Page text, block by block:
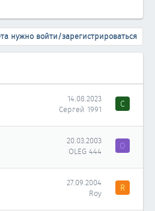
нужно войти/зарегистрироваться
14.08.2023
Сергей 1991
С
20.03.2003
OLEG 444
O
27.09.2004
Roy
R